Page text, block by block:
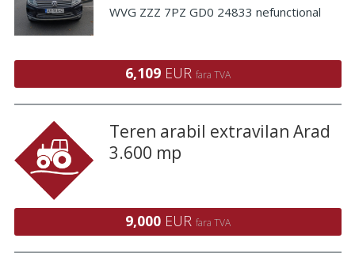
WVG ZZZ 7PZ GD0 24833 nefunctional
6,109 EUR fara TVA
Teren arabil extravilan Arad
3.600 mp
9,000 EUR fara TVA